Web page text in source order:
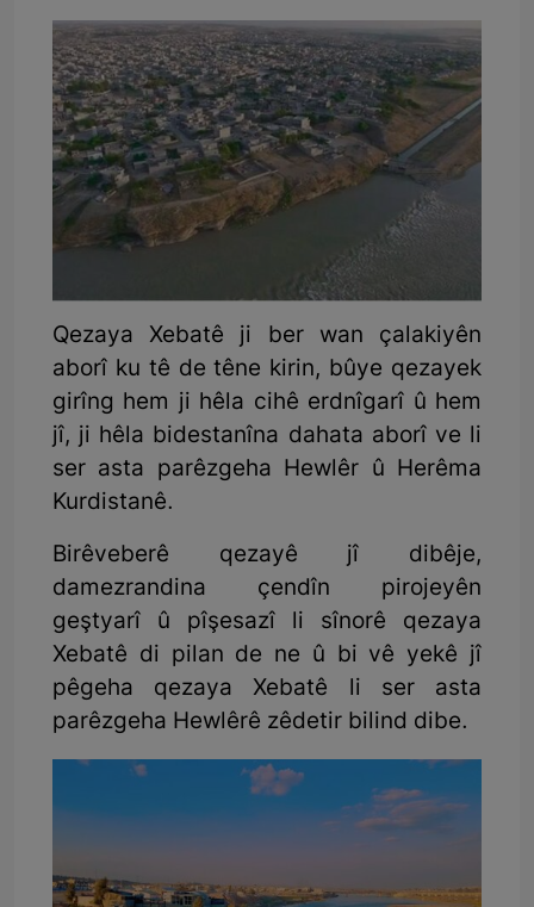
Qezaya Xebatê ji ber wan çalakiyên
aborî ku tê de têne kirin, bûye qezayek
girîng hem ji hêla cihê erdnîgarî û hem
jî, ji hêla bidestanîna dahata aborî ve li
ser asta parêzgeha Hewlêr û Herêma
Kurdistanê.
Birêveberê qezayê jî dibêje,
damezrandina çendîn pirojeyên
geştyarî û pîşesazî li sînorê qezaya
Xebatê di pilan de ne û bi vê yekê jî
pêgeha qezaya Xebatê li ser asta
parêzgeha Hewlêrê zêdetir bilind dibe.